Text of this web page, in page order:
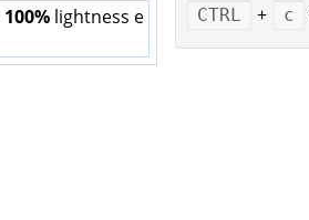
100% lightness e
CTRL + c